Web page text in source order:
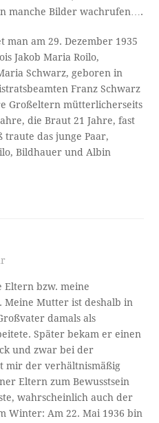
manche Bilder wachrufen….
am 29. Dezember 1935
Jakob Maria Roilo,
Schwarz, geboren in
Franz Schwarz
Großeltern mütterlicherseits
die Braut 21 Jahre, fast
traute das junge Paar,
Bildhauer und Albin
Eltern bzw. meine
Mutter ist deshalb in
damals als
Später bekam er einen
und zwar bei der
mir der verhältnismäßig
Eltern zum Bewusstsein
wahrscheinlich auch der
Winter: Am 22. Mai 1936 bin